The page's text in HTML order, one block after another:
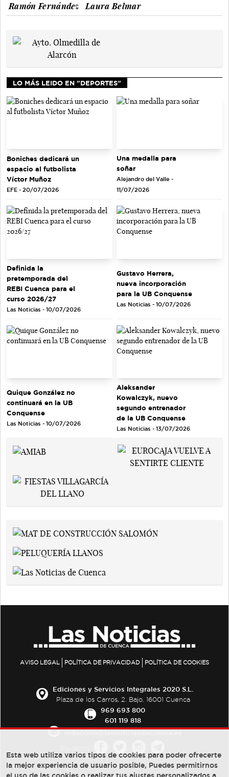
Ramón Fernández
Laura Belmar
LO MÁS LEIDO EN "DEPORTES"
Boniches dedicará un
espacio al futbolista
Víctor Muñoz
EFE - 20/07/2026
Una medalla para
soñar
Alejandro del Valle -
11/07/2026
Definida la
pretemporada del
REBI Cuenca para el
curso 2026/27
Las Noticias - 10/07/2026
Gustavo Herrera,
nueva incorporación
para la UB Conquense
Las Noticias - 10/07/2026
Quique González no
continuará en la UB
Conquense
Las Noticias - 10/07/2026
Aleksander
Kowalczyk, nuevo
segundo entrenador
de la UB Conquense
Las Noticias - 13/07/2026
AVISO LEGAL POLÍTICA DE PRIVACIDAD POLÍTICA DE COOKIES
Ediciones y Servicios Integrales 2020 S.L.
Plaza de los Carros, 2. Bajo. 16001 Cuenca
969 693 800
601 119 818
Esta web utiliza varios tipos de cookies para poder ofrecerte
la mejor experiencia de usuario posible, Puedes permitirnos